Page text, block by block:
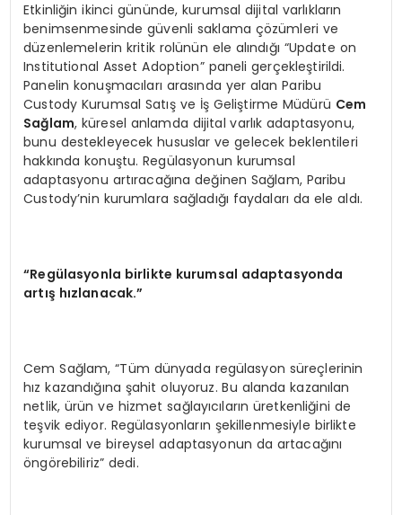
Etkinliğin ikinci gününde, kurumsal dijital varlıkların
benimsenmesinde güvenli saklama çözümleri ve
düzenlemelerin kritik rolünün ele alındığı “Update on
Institutional Asset Adoption” paneli gerçekleştirildi.
Panelin konuşmacıları arasında yer alan Paribu
Custody Kurumsal Satış ve İş Geliştirme Müdürü Cem
Sağlam, küresel anlamda dijital varlık adaptasyonu,
bunu destekleyecek hususlar ve gelecek beklentileri
hakkında konuştu. Regülasyonun kurumsal
adaptasyonu artıracağına değinen Sağlam, Paribu
Custody’nin kurumlara sağladığı faydaları da ele aldı.
“Regülasyonla birlikte kurumsal adaptasyonda
artış hızlanacak.”
Cem Sağlam, “Tüm dünyada regülasyon süreçlerinin
hız kazandığına şahit oluyoruz. Bu alanda kazanılan
netlik, ürün ve hizmet sağlayıcıların üretkenliğini de
teşvik ediyor. Regülasyonların şekillenmesiyle birlikte
kurumsal ve bireysel adaptasyonun da artacağını
öngörebiliriz” dedi.